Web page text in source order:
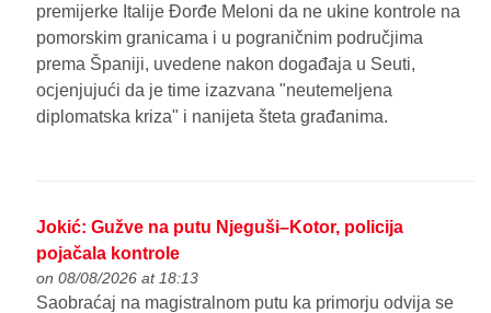
premijerke Italije Đorđe Meloni da ne ukine kontrole na
pomorskim granicama i u pograničnim područjima
prema Španiji, uvedene nakon događaja u Seuti,
ocjenjujući da je time izazvana "neutemeljena
diplomatska kriza" i nanijeta šteta građanima.
Jokić: Gužve na putu Njeguši–Kotor, policija
pojačala kontrole
on 08/08/2026 at 18:13
Saobraćaj na magistralnom putu ka primorju odvija se